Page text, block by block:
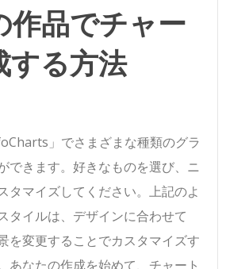
作品でチャー
する方法
」でさまざまな種類のグラ
できます。好きなものを選び、ニ
タマイズしてください。上記のよ
タイルは、デザインに合わせて
を変更することでカスタマイズす
あなたの作成を始めて、チャート